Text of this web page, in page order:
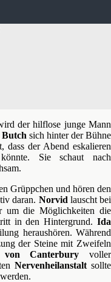
der hilflose junge Mann
Butch sich hinter der Bühne
dass der Abend eskalieren
Sie schaut nach
Grüppchen und hören den
daran. Norvid lauscht bei
um die Möglichkeiten die
in den Hintergrund.Ida
heraushören. Während
der Steine mit Zweifeln
von Canterbury voller
Nervenheilanstaltsollte